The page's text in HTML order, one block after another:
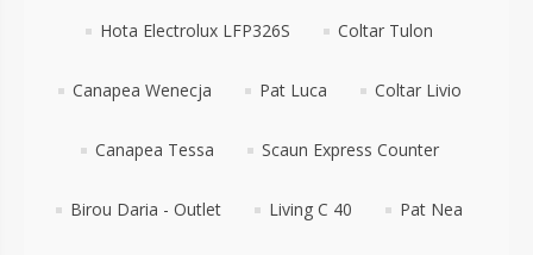
Hota Electrolux LFP326S Coltar Tulon
Canapea Wenecja Pat Luca Coltar Livio
Canapea Tessa Scaun Express Counter
Birou Daria - Outlet Living C 40 Pat Nea